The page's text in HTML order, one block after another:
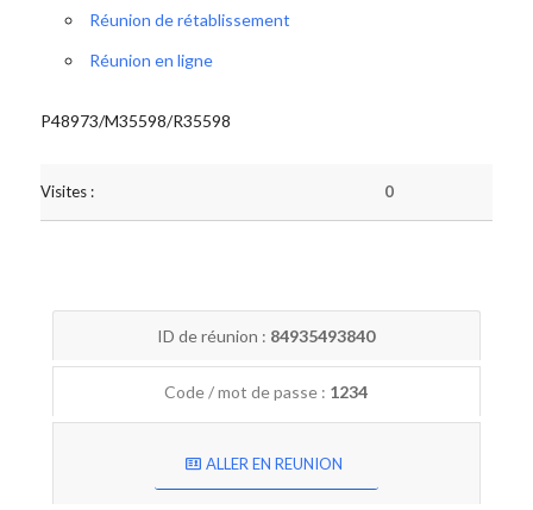
Réunion de rétablissement
Réunion en ligne
P48973/M35598/R35598
Visites : 0
ID de réunion : 84935493840
Code / mot de passe : 1234
ALLER EN REUNION